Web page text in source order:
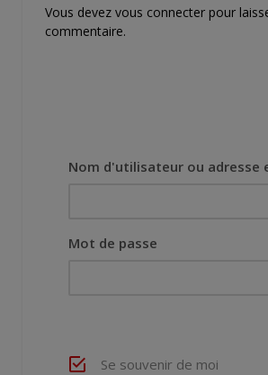
Vous devez vous connecter pour
commentaire.
Nom d'utilisateur ou adresse
Mot de passe
Se souvenir de moi